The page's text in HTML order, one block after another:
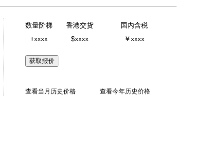
数量阶梯 香港交货
国内含税
+xxxx
$xxxx ￥xxxx
获取报价
查看当月历史价格 查看今年历史价格